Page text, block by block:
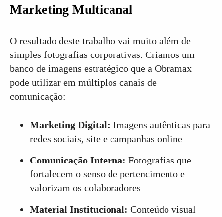
Marketing Multicanal
O resultado deste trabalho vai muito além de
simples fotografias corporativas. Criamos um
banco de imagens estratégico que a Obramax
pode utilizar em múltiplos canais de
comunicação:
Marketing Digital: Imagens autênticas para
redes sociais, site e campanhas online
Comunicação Interna: Fotografias que
fortalecem o senso de pertencimento e
valorizam os colaboradores
Material Institucional: Conteúdo visual